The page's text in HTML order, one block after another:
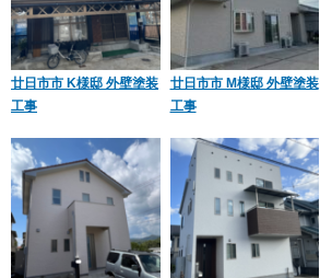
廿日市市 K様邸 外壁塗装
工事
廿日市市 M様邸 外壁塗装
工事